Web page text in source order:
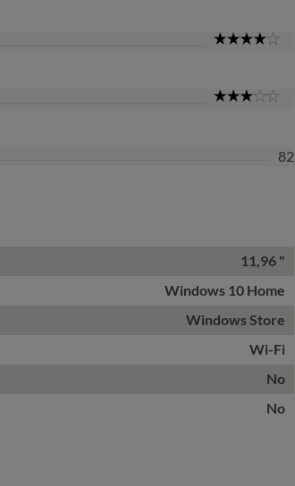
82
11,96 "
Windows 10 Home
Windows Store
Wi-Fi
No
No